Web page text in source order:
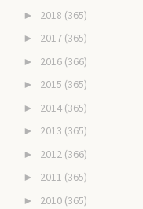
► 2018 (365)
► 2017 (365)
► 2016 (366)
► 2015 (365)
► 2014 (365)
► 2013 (365)
► 2012 (366)
► 2011 (365)
► 2010 (365)